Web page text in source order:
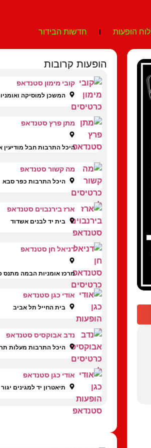
לוח הופעות חדשות הבידור
הופעות קרובות
קובי מימון סטנדאפ
המשכן למוסיקה
מתן פרץ סטנדאפ
היכל התרבות חבל מודיעין
מה קשור סטנדאפ
היכל התרבות כפר סבא
ארז בירנבוים סטנדאפ
בית יד לבנים אשדוד
דניאל חן סטנדאפ
מרכז אומניות הבמה מתנס
אודי כגן סטנדאפ
בית החייל תל אביב
נדב אבוקסיס סטנדאפ
היכל התרבות מעלות
אודי כגן סטנדאפ
תיאטרון יד למגינים יגור